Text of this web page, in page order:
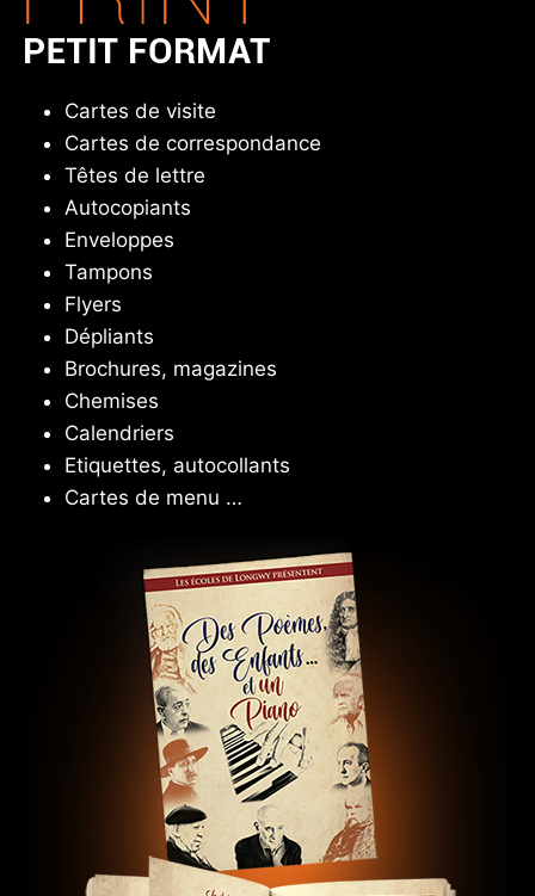
Cartes de visite
Cartes de correspondance
Têtes de lettre
Autocopiants
Enveloppes
Tampons
Flyers
Dépliants
Brochures, magazines
Chemises
Calendriers
Etiquettes, autocollants
Cartes de menu …